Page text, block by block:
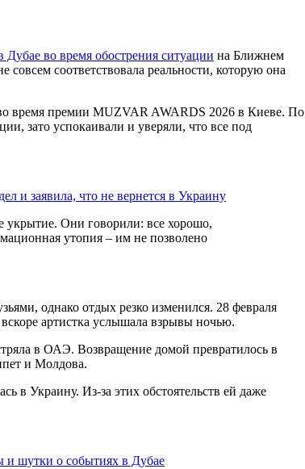
Дубае во время обострения ситуации на Ближнем
совсем соответствовала реальности, которую она
время премии MUZVAR AWARDS 2026 в Киеве. По
зато успокаивали и уверяли, что все под
и заявила, что не вернется в Украину
утопия – им не позволено
однако отдых резко изменился. 28 февраля
артистка услышала взрывы ночью.
в ОАЭ. Возвращение домой превратилось в
и Молдова.
в Украину. Из-за этих обстоятельств ей даже
и шутки о событиях в Дубае